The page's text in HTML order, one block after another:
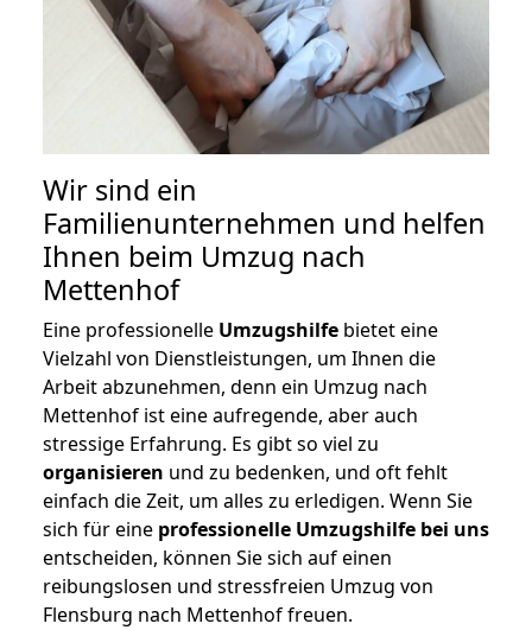
Wir sind ein
Familienunternehmen und helfen
Ihnen beim Umzug nach
Mettenhof
Eine professionelle Umzugshilfe bietet eine
Vielzahl von Dienstleistungen, um Ihnen die
Arbeit abzunehmen, denn ein Umzug nach
Mettenhof ist eine aufregende, aber auch
stressige Erfahrung. Es gibt so viel zu
organisieren und zu bedenken, und oft fehlt
einfach die Zeit, um alles zu erledigen. Wenn Sie
sich für eine professionelle Umzugshilfe bei uns
entscheiden, können Sie sich auf einen
reibungslosen und stressfreien Umzug von
Flensburg nach Mettenhof freuen.